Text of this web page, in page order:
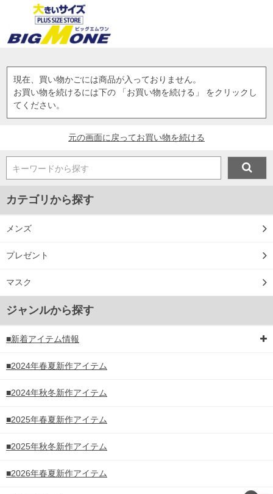
現在、買い物かごには商品が入っておりません。
お買い物を続けるには下の 「お買い物を続ける」 をクリックし
てください。
元の画面に戻ってお買い物を続ける
キーワードから探す
カテゴリから探す
メンズ
プレゼント
マスク
ジャンルから探す
■新着アイテム情報
■2024年春夏新作アイテム
■2024年秋冬新作アイテム
■2025年春夏新作アイテム
■2025年秋冬新作アイテム
■2026年春夏新作アイテム